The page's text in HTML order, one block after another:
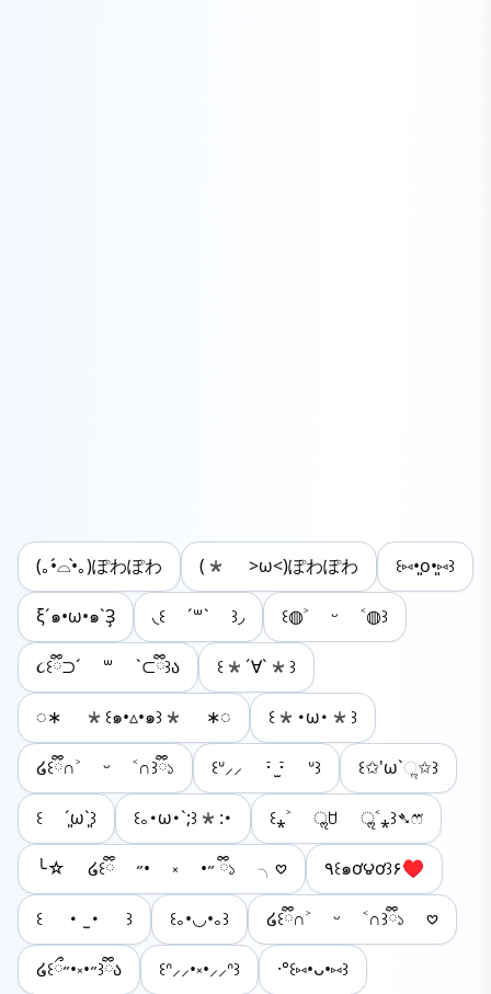
(｡•́⌓•̀｡)ぽわぽわ (* >ω<)ぽわぽわ ꒰⑅•͈o•͈⑅꒱
ξ´๑•ω•๑`Ҙ ◟꒰ ´꒳` ꒱◞ ꒰◍˃ ᵕ ˂◍꒱
૮꒰ྀི⊃´ ꒳ `⊂ྀི꒱ა ꒰*´∀`*꒱
◌∗ *꒰๑•▵•๑꒱* ∗◌ ꒰*･ω･*꒱
໒꒰ྀི∩˃ ᵕ ˂∩꒱ྀི১ ꒰ᐡ⸝⸝ ･̆ ̫･̆ ᐡ꒱ ꒰✩'ω`ૢ✩꒱
꒰ ´͈ω`͈꒱ ꒰｡･ω･`;꒱*:･ ꒰⁎˃ ॢꇴ ॢ˂⁎꒱➴ෆ⃛
╰☆ ໒꒰ྀི ˶• ༝ •˶ ྀི১ ╮𖹭 ٩꒰๑ơ౪ơ꒱۶♥
꒰ ・ ̫・ ꒱ ꒰｡•◡•｡꒱ ໒꒰ྀི∩˃ ᵕ ˂∩꒱ྀི১ 𖹭
໒꒰ྀ˶•༝•˶꒱ྀིა ꒰ᐢ⸝⸝•༝•⸝⸝ᐢ꒱ ·°꒰⑅•ᴗ•⑅꒱